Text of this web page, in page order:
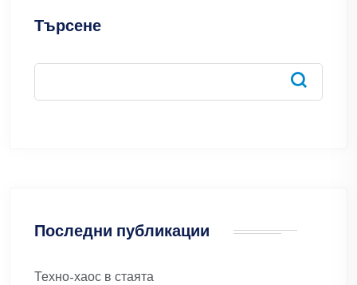
Търсене
Последни публикации
Техно-хаос в стаята